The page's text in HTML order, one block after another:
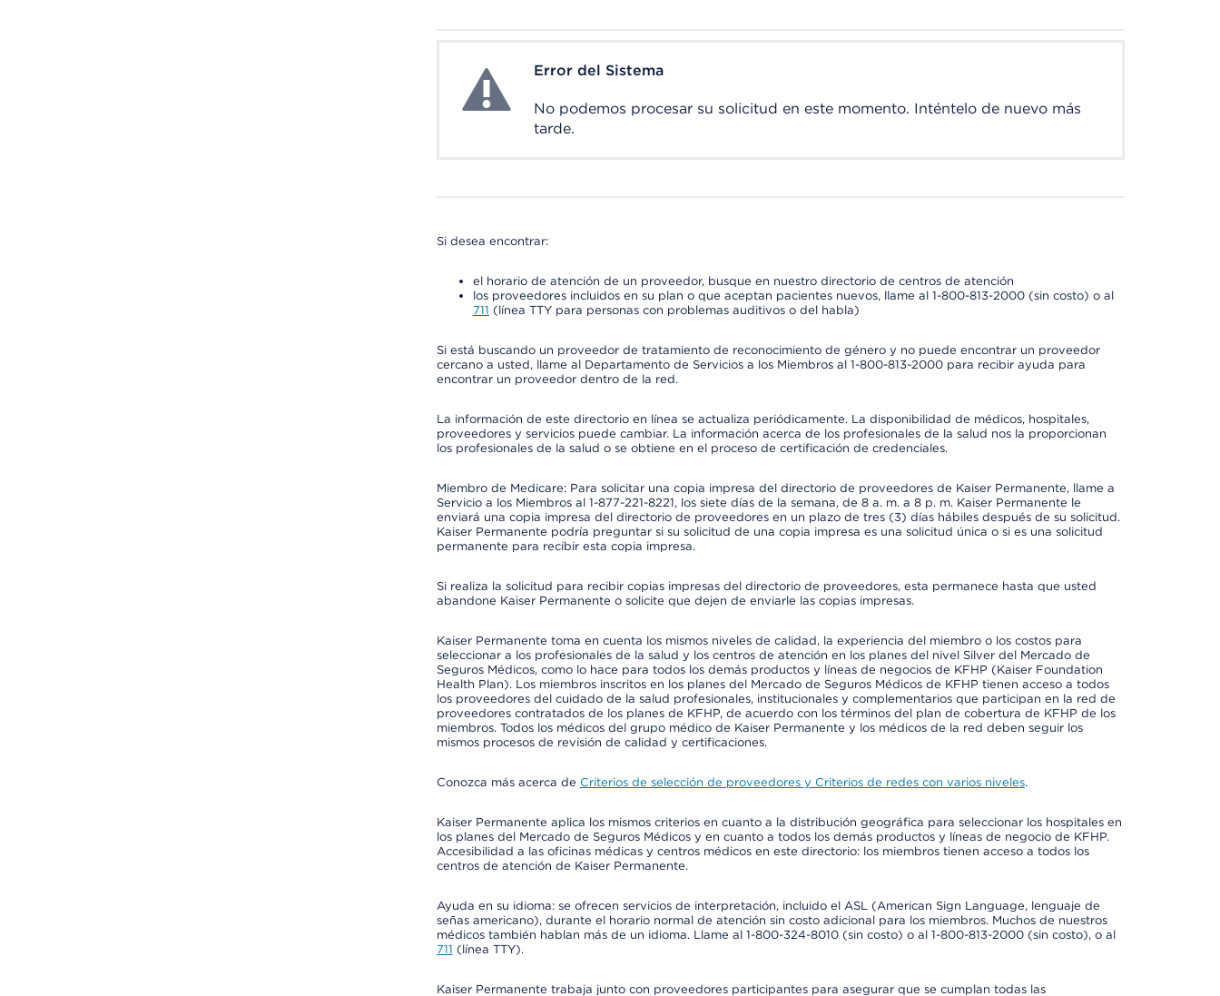
System ErrorError del Sistema
No podemos procesar su solicitud en este momento. Inténtelo de nuevo más
tarde.
Si desea encontrar:
el horario de atención de un proveedor, busque en nuestro directorio de centros de atención
los proveedores incluidos en su plan o que aceptan pacientes nuevos, llame al 1-800-813-2000 (sin costo) o al
711 (línea TTY para personas con problemas auditivos o del habla)
Si está buscando un proveedor de tratamiento de reconocimiento de género y no puede encontrar un proveedor
cercano a usted, llame al Departamento de Servicios a los Miembros al 1-800-813-2000 para recibir ayuda para
encontrar un proveedor dentro de la red.
La información de este directorio en línea se actualiza periódicamente. La disponibilidad de médicos, hospitales,
proveedores y servicios puede cambiar. La información acerca de los profesionales de la salud nos la proporcionan
los profesionales de la salud o se obtiene en el proceso de certificación de credenciales.
Miembro de Medicare: Para solicitar una copia impresa del directorio de proveedores de Kaiser Permanente, llame a
Servicio a los Miembros al 1-877-221-8221, los siete días de la semana, de 8 a. m. a 8 p. m. Kaiser Permanente le
enviará una copia impresa del directorio de proveedores en un plazo de tres (3) días hábiles después de su solicitud.
Kaiser Permanente podría preguntar si su solicitud de una copia impresa es una solicitud única o si es una solicitud
permanente para recibir esta copia impresa.
Si realiza la solicitud para recibir copias impresas del directorio de proveedores, esta permanece hasta que usted
abandone Kaiser Permanente o solicite que dejen de enviarle las copias impresas.
Kaiser Permanente toma en cuenta los mismos niveles de calidad, la experiencia del miembro o los costos para
seleccionar a los profesionales de la salud y los centros de atención en los planes del nivel Silver del Mercado de
Seguros Médicos, como lo hace para todos los demás productos y líneas de negocios de KFHP (Kaiser Foundation
Health Plan). Los miembros inscritos en los planes del Mercado de Seguros Médicos de KFHP tienen acceso a todos
los proveedores del cuidado de la salud profesionales, institucionales y complementarios que participan en la red de
proveedores contratados de los planes de KFHP, de acuerdo con los términos del plan de cobertura de KFHP de los
miembros. Todos los médicos del grupo médico de Kaiser Permanente y los médicos de la red deben seguir los
mismos procesos de revisión de calidad y certificaciones.
Conozca más acerca de Criterios de selección de proveedores y Criterios de redes con varios niveles.
Kaiser Permanente aplica los mismos criterios en cuanto a la distribución geográfica para seleccionar los hospitales en
los planes del Mercado de Seguros Médicos y en cuanto a todos los demás productos y líneas de negocio de KFHP.
Accesibilidad a las oficinas médicas y centros médicos en este directorio: los miembros tienen acceso a todos los
centros de atención de Kaiser Permanente.
Ayuda en su idioma: se ofrecen servicios de interpretación, incluido el ASL (American Sign Language, lenguaje de
señas americano), durante el horario normal de atención sin costo adicional para los miembros. Muchos de nuestros
médicos también hablan más de un idioma. Llame al 1-800-324-8010 (sin costo) o al 1-800-813-2000 (sin costo), o al
711 (línea TTY).
Kaiser Permanente trabaja junto con proveedores participantes para asegurar que se cumplan todas las